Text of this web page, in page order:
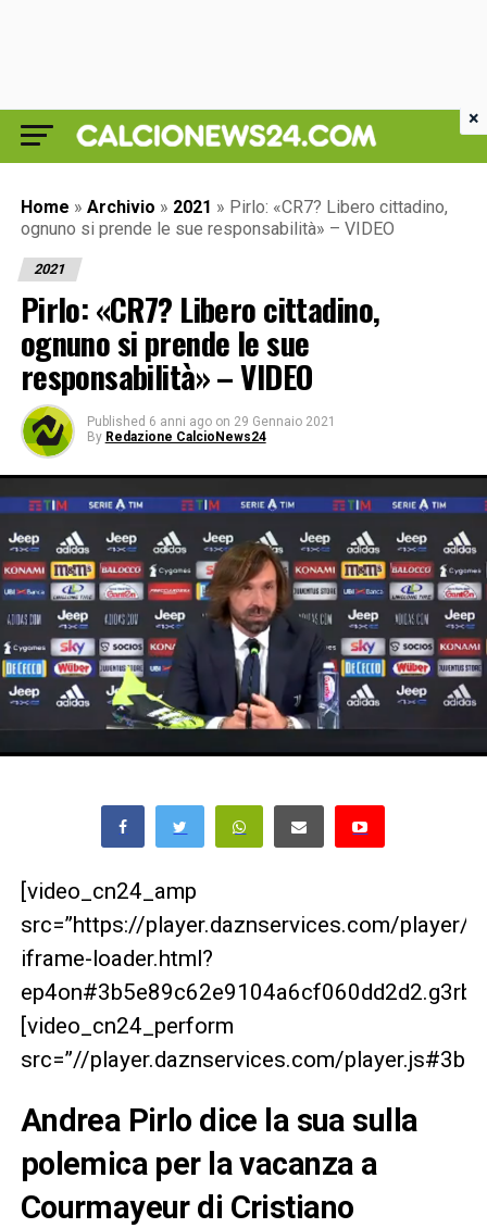
Home » Archivio » 2021 » Pirlo: «CR7? Libero cittadino,
ognuno si prende le sue responsabilità» – VIDEO
2021
Pirlo: «CR7? Libero cittadino,
ognuno si prende le sue
responsabilità» – VIDEO
Published 6 anni ago on 29 Gennaio 2021
By Redazione CalcioNews24
[video_cn24_amp
src=”https://player.daznservices.com/player/
iframe-loader.html?
[video_cn24_perform
src=”//player.daznservices.com/
Andrea Pirlo dice la sua sulla
polemica per la vacanza a
Courmayeur di Cristiano
×